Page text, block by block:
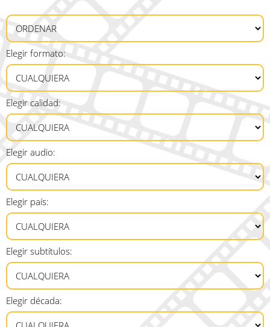
Elegir formato:
Elegir calidad:
Elegir audio:
Elegir país:
Elegir subtítulos:
Elegir década: